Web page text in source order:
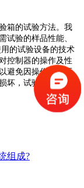
箱的试验方法。我
试验的样品性能、
的试验设备的技术
控制器的操作及性
避免因操作失误而
坏，试验数据的不
组成?